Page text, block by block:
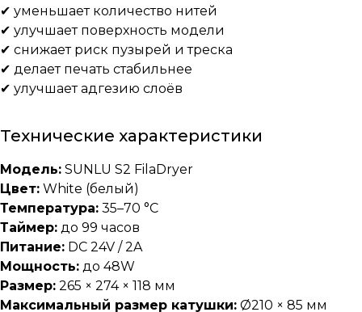
✔ уменьшает количество нитей
✔ улучшает поверхность модели
✔ снижает риск пузырей и треска
✔ делает печать стабильнее
✔ улучшает адгезию слоёв
Технические характеристики
Модель: SUNLU S2 FilaDryer
Цвет: White (белый)
Температура: 35–70 °C
Таймер: до 99 часов
Питание: DC 24V / 2A
Мощность: до 48W
Размер: 265 × 274 × 118 мм
Максимальный размер катушки: Ø210 × 85 мм